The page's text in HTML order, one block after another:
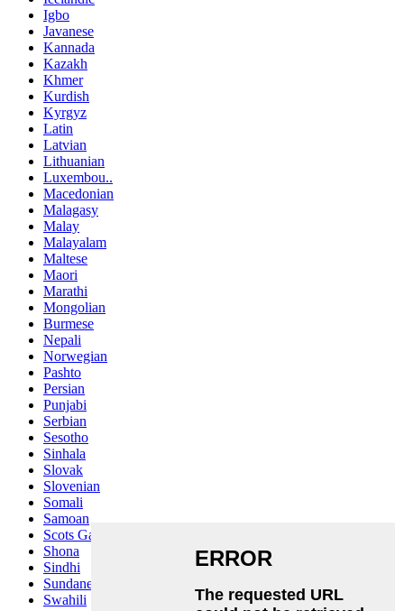
Igbo
Javanese
Kannada
Kazakh
Khmer
Kurdish
Kyrgyz
Latin
Latvian
Lithuanian
Luxembou..
Macedonian
Malagasy
Malay
Malayalam
Maltese
Maori
Marathi
Mongolian
Burmese
Nepali
Norwegian
Pashto
Persian
Punjabi
Serbian
Sesotho
Sinhala
Slovak
Slovenian
Somali
Samoan
Scots Gaelic
Shona
Sindhi
Sundanese
Swahili